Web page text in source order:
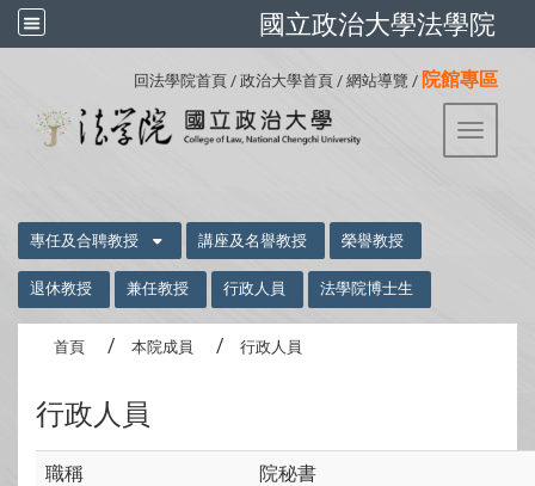
國立政治大學法學院
回法學院首頁 / 政治大學首頁 / 網站導覽 / 院館專區
Toggle
專任及合聘教授 講座及名譽教授 榮譽教授
退休教授 兼任教授 行政人員 法學院博士生
首頁 本院成員 行政人員
行政人員
院秘書